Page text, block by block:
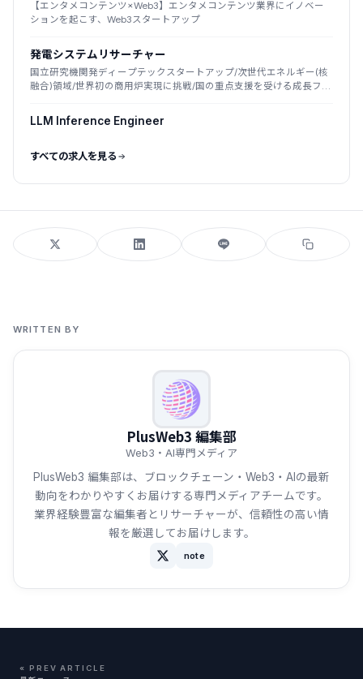
【エンタメコンテンツ×Web3】エンタメコンテンツ業界にイノベー
ションを起こす、Web3スタートアップ
発電システムリサーチャー
国立研究機関発ディープテックスタートアップ/次世代エネルギー(核
融合)領域/世界初の商用炉実現に挑戦/国の重点支援を受ける成長フェ
LLM Inference Engineer
すべての求人を見る
WRITTEN BY
PlusWeb3 編集部
Web3・AI専門メディア
PlusWeb3 編集部は、ブロックチェーン・Web3・AIの最新
動向をわかりやすくお届けする専門メディアチームです。
業界経験豊富な編集者とリサーチャーが、信頼性の高い情
報を厳選してお届けします。
note
« PREV ARTICLE